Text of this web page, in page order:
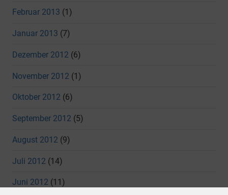
Februar 2013 (1)
Januar 2013 (7)
Dezember 2012 (6)
November 2012 (1)
Oktober 2012 (6)
September 2012 (5)
August 2012 (9)
Juli 2012 (14)
Juni 2012 (11)